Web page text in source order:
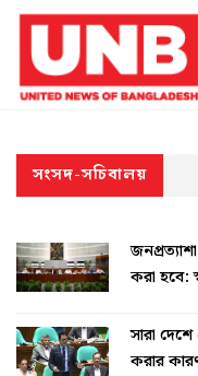
সংসদ-সচিবালয়
করা হবে:
সারা
করার